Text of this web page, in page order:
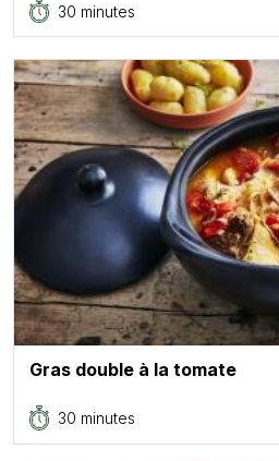
30 minutes
Gras double à la tomate
30 minutes